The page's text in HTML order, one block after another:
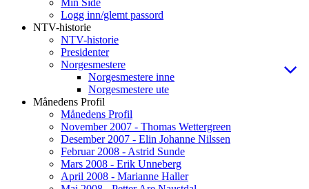
Logg inn/glemt passord
NTV-historie
NTV-historie
Presidenter
Norgesmestere
Norgesmestere inne
Norgesmestere ute
Månedens Profil
Månedens Profil
November 2007 - Thomas Wettergreen
Desember 2007 - Elin Johanne Nilssen
Februar 2008 - Astrid Sunde
Mars 2008 - Erik Unneberg
April 2008 - Marianne Haller